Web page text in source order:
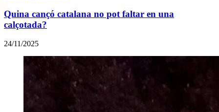
Quina cançó catalana no pot faltar en una
calçotada?
24/11/2025